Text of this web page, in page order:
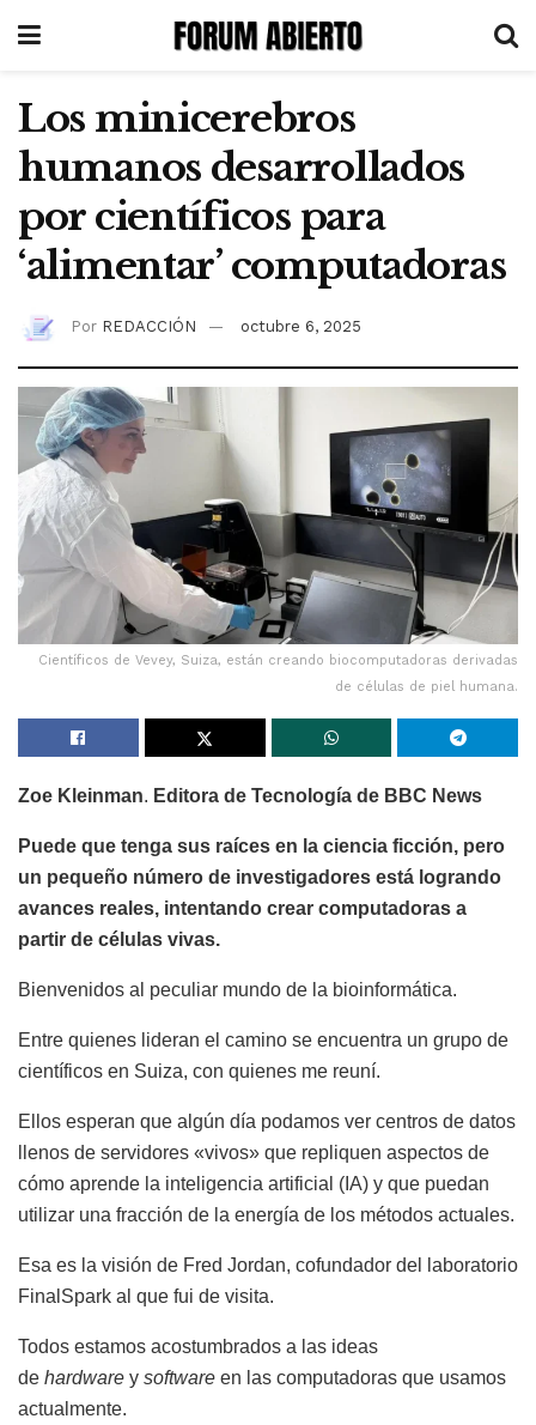
Los minicerebros
humanos desarrollados
por científicos para
‘alimentar’ computadoras
Por REDACCIÓN octubre 6, 2025
Científicos de Vevey, Suiza, están creando biocomputadoras derivadas
de células de piel humana.
Zoe Kleinman. Editora de Tecnología de BBC News
Puede que tenga sus raíces en la ciencia ficción, pero
un pequeño número de investigadores está logrando
avances reales, intentando crear computadoras a
partir de células vivas.
Bienvenidos al peculiar mundo de la bioinformática.
Entre quienes lideran el camino se encuentra un grupo de
científicos en Suiza, con quienes me reuní.
Ellos esperan que algún día podamos ver centros de datos
llenos de servidores «vivos» que repliquen aspectos de
cómo aprende la inteligencia artificial (IA) y que puedan
utilizar una fracción de la energía de los métodos actuales.
Esa es la visión de Fred Jordan, cofundador del laboratorio
FinalSpark al que fui de visita.
Todos estamos acostumbrados a las ideas
de hardware y software en las computadoras que usamos
actualmente.